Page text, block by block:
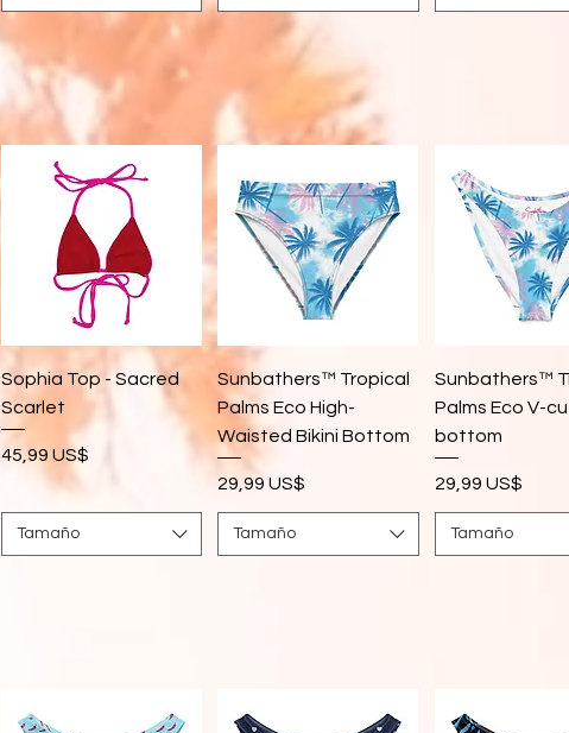
Vista rápida
Sophia Top - Sacred
Scarlet
Precio
45,99 US$
Tamaño
Vista rápida
Sunbathers™ Tropical
Palms Eco High-
Waisted Bikini Bottom
Precio
29,99 US$
Tamaño
Vista
Sunbathers™
Palms Eco V-
bottom
Precio
29,99 US$
Tamaño